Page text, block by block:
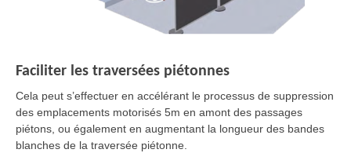
Faciliter les traversées piétonnes
Cela peut s’effectuer en accélérant le processus de suppression
des emplacements motorisés 5m en amont des passages
piétons, ou également en augmentant la longueur des bandes
blanches de la traversée piétonne.